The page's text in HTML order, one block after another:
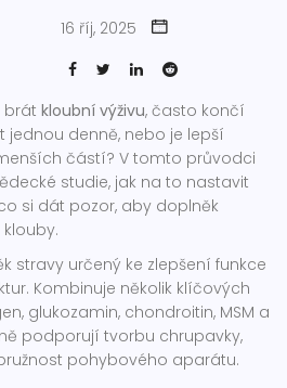
16 říj, 2025
brát kloubní výživu, často končí
denně, nebo je lepší
částí? V tomto průvodci
studie, jak na to nastavit
si dát pozor, aby doplněk
stravy určený ke zlepšení funkce
Kombinuje několik klíčových
glukozamin, chondroitin, MSM a
podporují tvorbu chrupavky,
pohybového aparátu.